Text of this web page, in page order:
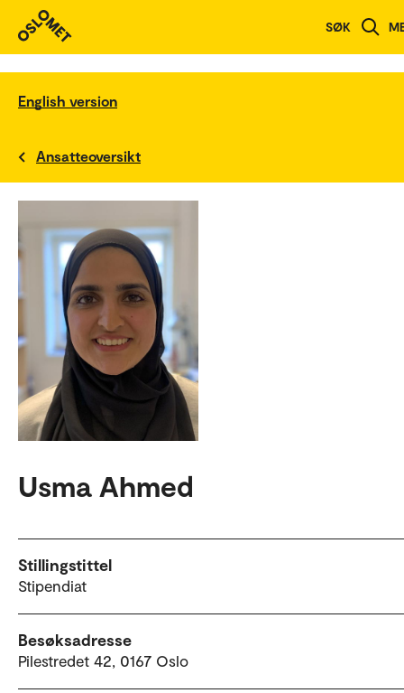
SØK
English version
Ansatteoversikt
Usma Ahmed
Stillingstittel
Stipendiat
Besøksadresse
Pilestredet 42, 0167 Oslo